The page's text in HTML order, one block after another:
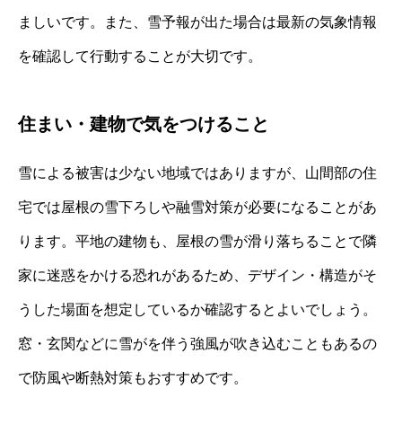
ましいです。また、雪予報が出た場合は最新の気象情報
を確認して行動することが大切です。
住まい・建物で気をつけること
雪による被害は少ない地域ではありますが、山間部の住
宅では屋根の雪下ろしや融雪対策が必要になることがあ
ります。平地の建物も、屋根の雪が滑り落ちることで隣
家に迷惑をかける恐れがあるため、デザイン・構造がそ
うした場面を想定しているか確認するとよいでしょう。
窓・玄関などに雪がを伴う強風が吹き込むこともあるの
で防風や断熱対策もおすすめです。